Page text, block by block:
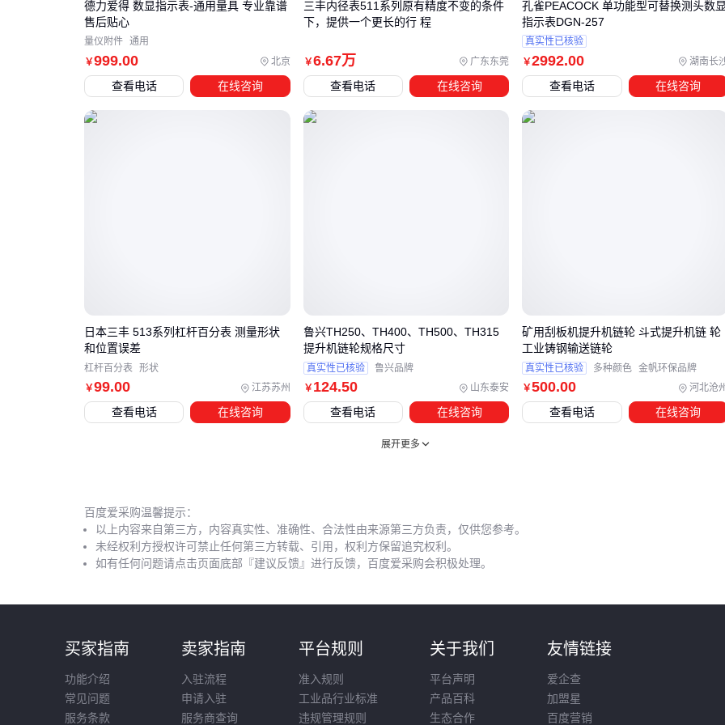
关键配套设备可分为三类：
轴承加热安装工具
能避免冷装导致的变形，而带
密封的三臂式拉拔器更适合精密轴承的快速拆装
大则引发振动——需要用
轴承游隙尺
在安装后和定期维护时
进行实测。
维护周期应根据负载动态调整：
重载或高温环境需缩短润滑补充周期
振动检测仪数据异常时应立即检查密封圈状态
过目测判断。
轴承选型本质是系统匹配：从核心参数到配套工具，从安装精
推导需要的轴承类型、配套方案和供应商技术服务能力。
￥999.00 北京
德力爱得 数显指示表-通用量具 专业靠谱
售后贴心
量仪附件 通用
查看电话 在线咨询
￥6.67万 广东东莞
三丰内径表511系列原有精度不变的条件
下，提供一个更长的行 程
查看电话 在线咨询
￥2992.00 湖南长
孔雀PEACOCK 单功能型可替换测头数
指示表DGN-257
真实性已核验
查看电话 在线咨询
￥99.00 江苏苏州
日本三丰 513系列杠杆百分表 测量形状
和位置误差
杠杆百分表 形状
查看电话 在线咨询
￥ 124.50 山东泰安
鲁兴TH250、TH400、TH500、TH315
提升机链轮规格尺寸
真实性已核验 鲁兴品牌
查看电话 在线咨询
￥500.00 河北沧
矿用刮板机提升机链轮 斗式提升机链 轮
工业铸钢输送链轮
真实性已核验 多种颜色 金帆环保品牌
查看电话 在线咨询
展开更多
百度爱采购温馨提示：
以上内容来自第三方，内容真实性、准确性、合法性由来源第三方负责，仅供您参考。
未经权利方授权许可禁止任何第三方转载、引用，权利方保留追究权利。
如有任何问题请点击页面底部『建议反馈』进行反馈，百度爱采购会积极处理。
买家指南
功能介绍
常见问题
服务条款
卖家指南
入驻流程
申请入驻
服务商查询
平台规则
准入规则
工业品行业标准
违规管理规则
关于我们
平台声明
产品百科
生态合作
友情链接
爱企查
加盟星
百度营销